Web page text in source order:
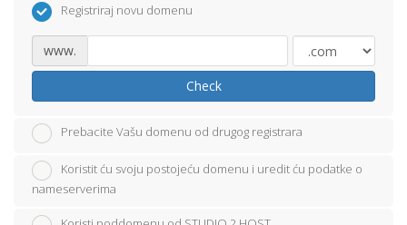
Registriraj novu domenu
www.
Check
Prebacite Vašu domenu od drugog registrara
Koristit ću svoju postojeću domenu i uredit ću podatke o
nameserverima